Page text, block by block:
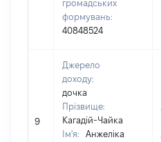
громадських
формувань:
40848524
9
Джерело
доходу:
дочка
Прізвище:
Кагадій-Чайка
Ім'я:
Анжеліка